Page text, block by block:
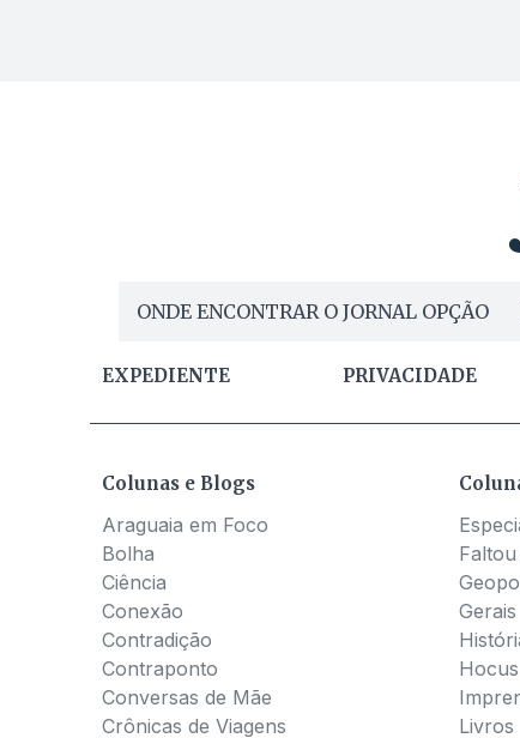
ONDE ENCONTRAR O JORNAL OPÇÃO
EXPEDIENTE PRIVACIDADE
Colunas e Blogs
Araguaia em Foco
Bolha
Ciência
Conexão
Contradição
Contraponto
Conversas de Mãe
Crônicas de Viagens
Gerais
Livros